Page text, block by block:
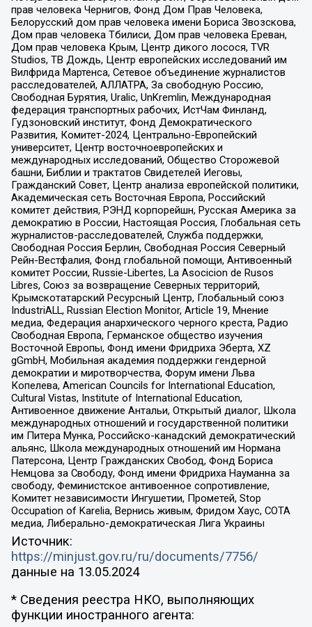
прав человека Чернигов, Фонд Дом Прав Человека,
Белорусский дом прав человека имени Бориса Звозскова,
Дом прав человека Тбилиси, Дом прав человека Ереван,
Дом прав человека Крым, Центр дикого лосося, TVR
Studios, ТВ Дождь, Центр европейских исследований им
Вилфрида Мартенса, Сетевое объединение журналистов
расследователей, АЛЛАТРА, За свободную Россию,
Свободная Бурятия, Uralic, UnKremlin, Международная
федерация транспортных рабочих, ИстЧам Финланд,
Гудзоновский институт, Фонд Демократического
Развития, Комитет-2024, Центрально-Европейский
университет, Центр восточноевропейских и
международных исследований, Общество Сторожевой
башни, Библии и трактатов Свидетелей Иеговы,
Гражданский Совет, Центр анализа европейской политики,
Академическая сеть Восточная Европа, Российский
комитет действия, РЭНД корпорейшн, Русская Америка за
демократию в России, Настоящая Россия, Глобальная сеть
журналистов-расследователей, Служба поддержки,
Свободная Россия Берлин, Свободная Россия Северный
Рейн-Вестфалия, Фонд глобальной помощи, Антивоенный
комитет России, Russie-Libertes, La Asocicion de Rusos
Libres, Союз за возвращение Северных территорий,
Крымскотатарский Ресурсный Центр, Глобальный союз
IndustriALL, Russian Election Monitor, Article 19, Мнение
медиа, Федерация анархического черного креста, Радио
Свободная Европа, Германское общество изучения
Восточной Европы, Фонд имени Фридриха Эберта, XZ
gGmbH, Мобильная академия поддержки гендерной
демократии и миротворчества, Форум имени Льва
Копелева, American Councils for International Education,
Cultural Vistas, Institute of International Education,
Антивоенное движение Антальи, Открытый диалог, Школа
международных отношений и государственной политики
им Питера Мунка, Российско-канадский демократический
альянс, Школа международных отношений им Нормана
Патерсона, Центр Гражданских Свобод, Фонд Бориса
Немцова за Свободу, Фонд имени Фридриха Науманна за
свободу, Феминистское антивоенное сопротивление,
Комитет независимости Ингушетии, Прометей, Stop
Occupation of Karelia, Вернись живым, Фридом Хаус, СОТА
медиа, Либерально-демократическая Лига Украины
Источник:
https://minjust.gov.ru/ru/documents/7756/
данные на 13.05.2024
* Сведения реестра НКО, выполняющих
функции иностранного агента: